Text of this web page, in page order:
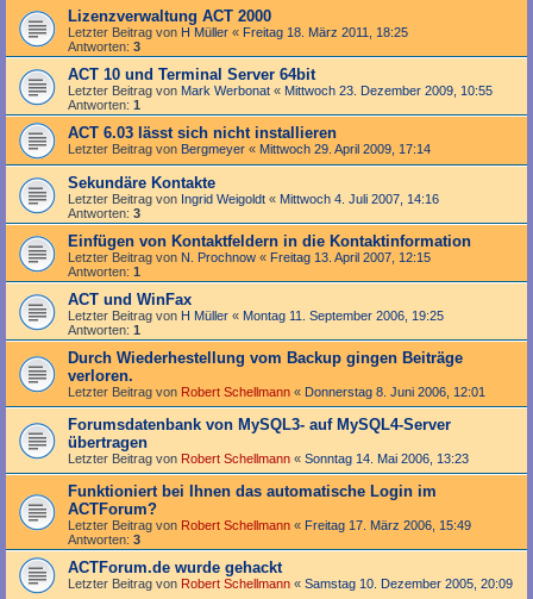
Lizenzverwaltung ACT 2000
Letzter Beitrag von H Müller « Freitag 18. März 2011, 18:25
Antworten: 3
ACT 10 und Terminal Server 64bit
Letzter Beitrag von Mark Werbonat « Mittwoch 23. Dezember 2009, 10:55
Antworten: 1
ACT 6.03 lässt sich nicht installieren
Letzter Beitrag von Bergmeyer « Mittwoch 29. April 2009, 17:14
Sekundäre Kontakte
Letzter Beitrag von Ingrid Weigoldt « Mittwoch 4. Juli 2007, 14:16
Antworten: 3
Einfügen von Kontaktfeldern in die Kontaktinformation
Letzter Beitrag von N. Prochnow « Freitag 13. April 2007, 12:15
Antworten: 1
ACT und WinFax
Letzter Beitrag von H Müller « Montag 11. September 2006, 19:25
Antworten: 1
Durch Wiederhestellung vom Backup gingen Beiträge
verloren.
Letzter Beitrag von Robert Schellmann « Donnerstag 8. Juni 2006, 12:01
Forumsdatenbank von MySQL3- auf MySQL4-Server
übertragen
Letzter Beitrag von Robert Schellmann « Sonntag 14. Mai 2006, 13:23
Funktioniert bei Ihnen das automatische Login im
ACTForum?
Letzter Beitrag von Robert Schellmann « Freitag 17. März 2006, 15:49
Antworten: 3
ACTForum.de wurde gehackt
Letzter Beitrag von Robert Schellmann « Samstag 10. Dezember 2005, 20:09